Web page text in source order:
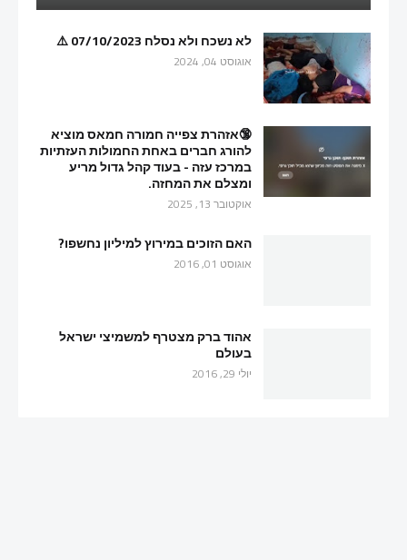
לא נשכח ולא נסלח 07/10/2023 ⚠️
אוגוסט 04, 2024
🔞אזהרת צפייה חמורה חמאס מוציא
להורג חברים באחת החמולות העזתיות
במרכז עזה - בעוד קהל גדול מריע
ומצלם את המחזה.
אוקטובר 13, 2025
האם הזוכים במירוץ למיליון נחשפו?
אוגוסט 01, 2016
אהוד ברק מצטרף למשמיצי ישראל
בעולם
יולי 29, 2016